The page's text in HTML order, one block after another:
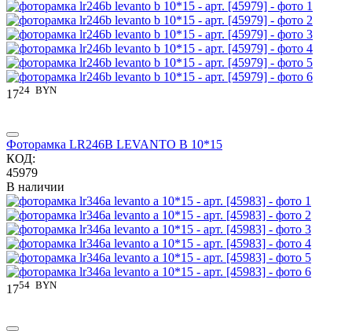
1724 BYN
Фоторамка LR246B LEVANTO B 10*15
КОД:
45979
В наличии
1754 BYN